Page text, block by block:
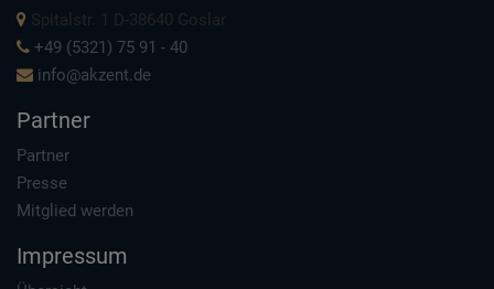
Spitalstr. 1 D-38640 Goslar
+49 (5321) 75 91 - 40
info@akzent.de
Partner
Partner
Presse
Mitglied werden
Impressum